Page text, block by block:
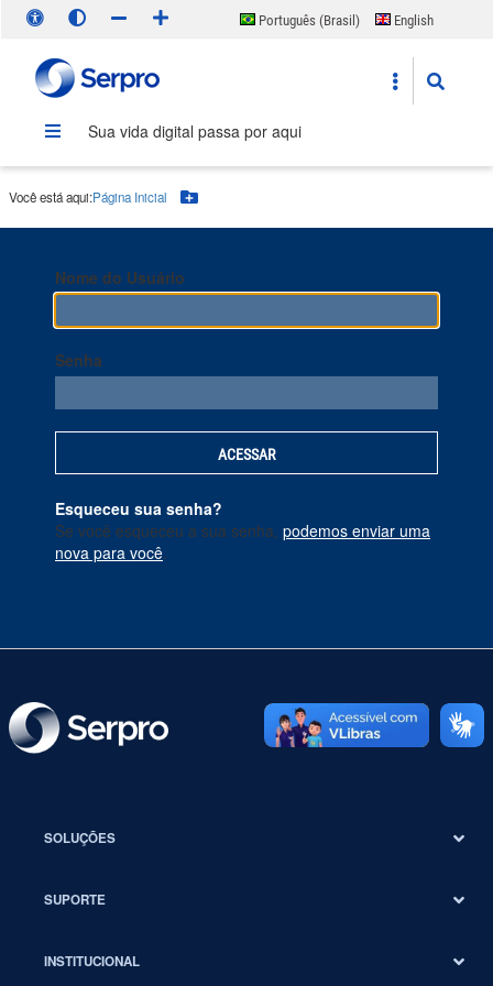
Português (Brasil)
English
Sua vida digital passa por aqui
Você está aqui:Página Inicial Botão Menu
Nome do Usuário
Senha
Esqueceu sua senha?
Se você esqueceu a sua senha, podemos enviar uma
nova para você
SOLUÇÕES
SUPORTE
INSTITUCIONAL